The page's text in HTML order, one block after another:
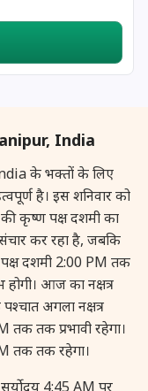
Hayagriva Jayanti
Purnima Vrat
Anvadhan
*Anshika
Gayatri Jayanti
India
के भक्तों के लिए
है। इस शनिवार को
की कृष्ण पक्ष दशमी का
कर रहा है, जबकि
दशमी 2:00 PM तक
होगी। आज का नक्षत्र
अगला नक्षत्र
तक प्रभावी रहेगा।
तक तक रहेगा।
4:45 AM पर